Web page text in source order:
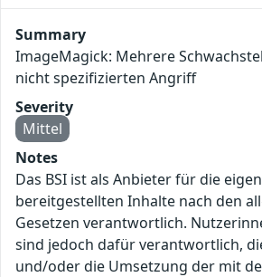
Summary
ImageMagick: Mehrere
nicht spezifizierten Angriff
Severity
Mittel
Notes
Das BSI ist als Anbieter für die
bereitgestellten Inhalte nach den
Gesetzen verantwortlich.
sind jedoch dafür verantwortlich,
und/oder die Umsetzung der mit